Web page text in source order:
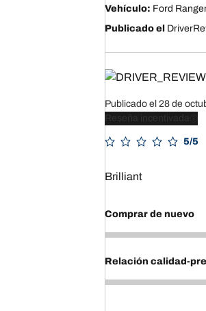
Vehículo: Ford
Publicado el
Publicado el 28 de
Reseña incentivada
5/5
Brilliant
Comprar de nuevo
5
Relación calidad-
4